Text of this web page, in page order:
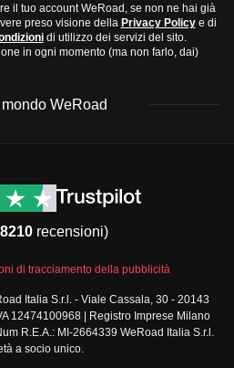
il tuo account WeRoad, se non ne hai già
preso visione della Privacy Policye di
di utilizzo dei servizi del sito.
in ogni momento (ma non farlo, dai)
mondo WeRoad
Contatti
Termini e condizioni
Condizioni generali
standard
Policy annullamento
viaggio
recensioni)
di tracciamento della pubblicità
Italia S.r.l. - Viale Cassala, 30 - 20143
12474100968 | Registro Imprese Milano
R.E.A.: MI-2664339 WeRoad Italia S.r.l.
a socio unico.